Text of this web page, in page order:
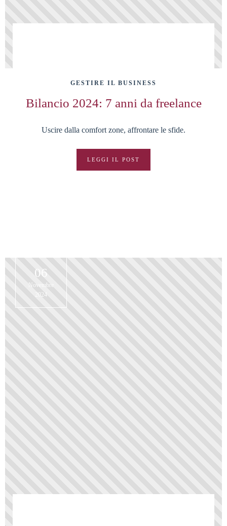
GESTIRE IL BUSINESS
Bilancio 2024: 7 anni da freelance
Uscire dalla comfort zone, affrontare le sfide.
LEGGI IL POST
06
Novembre
2024